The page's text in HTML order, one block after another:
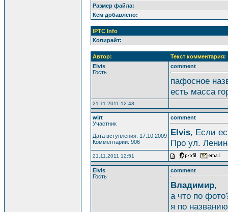
Размер файла:
Кем добавлено:
IPTC Info
Копирайт:
Автор:
Текст комментария:
Elvis
Гость
comment
пафосное
есть масса
21.11.2011 12:48
wirt
Участник
Дата вступления: 17.10.2009
Комментарии: 906
comment
Elvis, Если
Про ул.
21.11.2011 12:51
Elvis
Гость
comment
Владимир,
а что по
я по